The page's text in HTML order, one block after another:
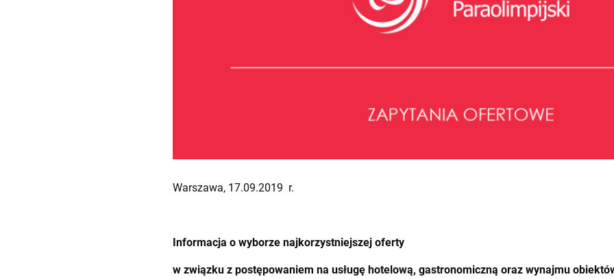
Warszawa, 17.09.2019 r.
Informacja o wyborze najkorzystniejszej oferty
w związku z postępowaniem na usługę hotelową, gastronomiczną oraz wynajmu